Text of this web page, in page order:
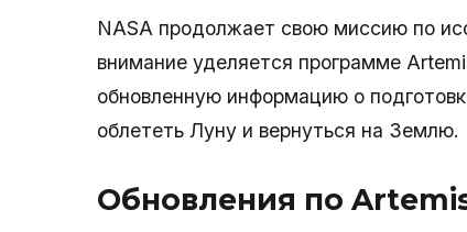
NASA продолжает свою миссию по
внимание уделяется программе
обновленную информацию о
облететь Луну и вернуться на Землю.
Обновления по